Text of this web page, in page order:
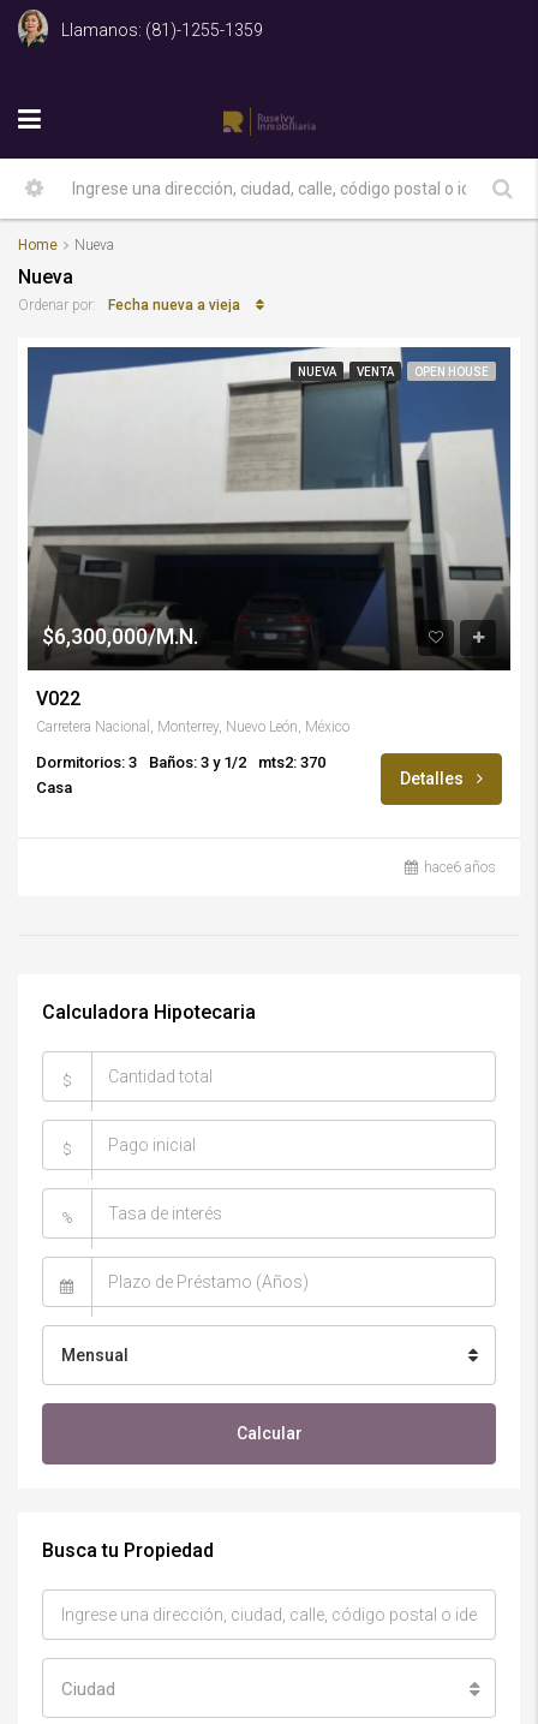
Llamanos: (81)-1255-1359
Home Nueva
Nueva
Ordenar por: Fecha nueva a vieja
NUEVA VENTA OPEN HOUSE
$6,300,000/M.N.
V022
Carretera Nacional, Monterrey, Nuevo León, México
Dormitorios: 3 Baños: 3 y 1/2
mts2: 370
Casa
Detalles
hace6 años
Calculadora Hipotecaria
$
$
%
Mensual
Calcular
Busca tu Propiedad
Ciudad